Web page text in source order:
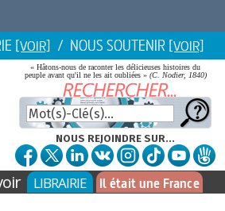
[VOIR] / NOUS SOUTENIR [VOIR]
« Hâtons-nous de raconter les délicieuses histoires du
peuple avant qu'il ne les ait oubliées » (C. Nodier, 1840)
NOUS REJOINDRE SUR...
LIBRAIRIE Il était une France